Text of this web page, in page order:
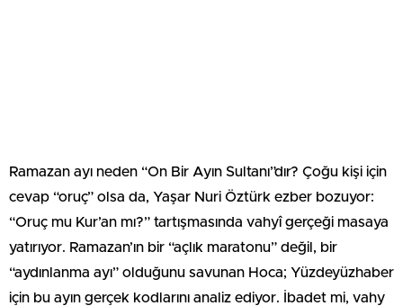
Ramazan ayı neden “On Bir Ayın Sultanı”dır? Çoğu kişi için
cevap “oruç” olsa da, Yaşar Nuri Öztürk ezber bozuyor:
“Oruç mu Kur’an mı?” tartışmasında vahyî gerçeği masaya
yatırıyor. Ramazan’ın bir “açlık maratonu” değil, bir
“aydınlanma ayı” olduğunu savunan Hoca; Yüzdeyüzhaber
için bu ayın gerçek kodlarını analiz ediyor. İbadet mi, vahy